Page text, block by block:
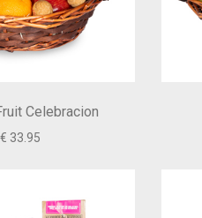
Celebracion
€ 33.95